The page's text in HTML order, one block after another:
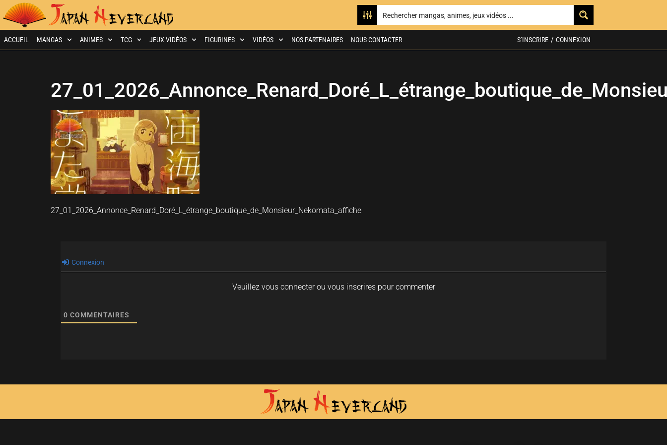
ACCUEIL MANGAS ANIMES TCG JEUX VIDÉOS FIGURINES VIDÉOS NOS PARTENAIRES NOUS CONTACTER S’INSCRIRE / CONNEXION
27_01_2026_Annonce_Renard_Doré_L_étrange_boutique_de_Monsieur_Nekomata_affiche
Connexion
Veuillez vous connecter ou vous inscrires pour commenter
0 COMMENTAIRES